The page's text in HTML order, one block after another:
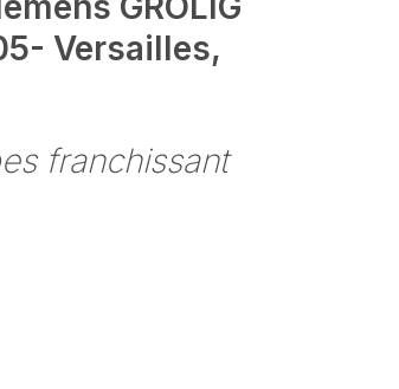
Versailles,
franchissant